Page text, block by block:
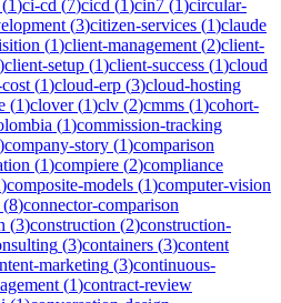
(1)ci-cd (7)cicd (1)cin7 (1)circular-
(3)citizen-services (1)claude
(1)client-management (2)client-
)client-setup (1)client-success (1)cloud
(1)cloud-erp (3)cloud-hosting
(1)clover(1)clv (2)cmms (1)cohort-
(1)commission-tracking
)company-story (1)comparison
(1)compiere (2)compliance
)composite-models (1)computer-vision
(8)connector-comparison
(3)construction (2)construction-
(3)containers (3)content
marketing (3)continuous-
(1)contract-review